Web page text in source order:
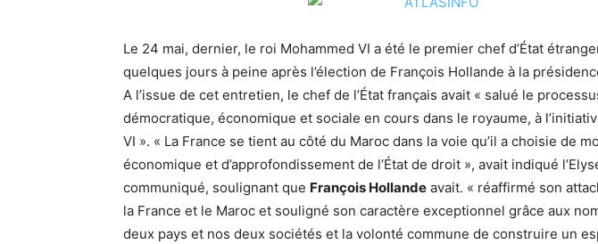
Le 24 mai, dernier, le roi Mohammed VI a été le premier chef d’État
quelques jours à peine après l’élection de François Hollande à la
A l’issue de cet entretien, le chef de l’État français avait « salué le
démocratique, économique et sociale en cours dans le royaume, à
VI ». « La France se tient au côté du Maroc dans la voie qu’il a choisie de
économique et d’approfondissement de l’État de droit », avait indiqué
communiqué, soulignant que François Hollande avait. « réaffirmé son
la France et le Maroc et souligné son caractère exceptionnel grâce aux
deux pays et nos deux sociétés et la volonté commune de construire un